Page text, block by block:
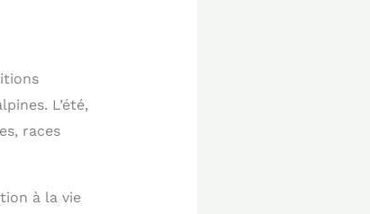
L’été,
races
à la vie